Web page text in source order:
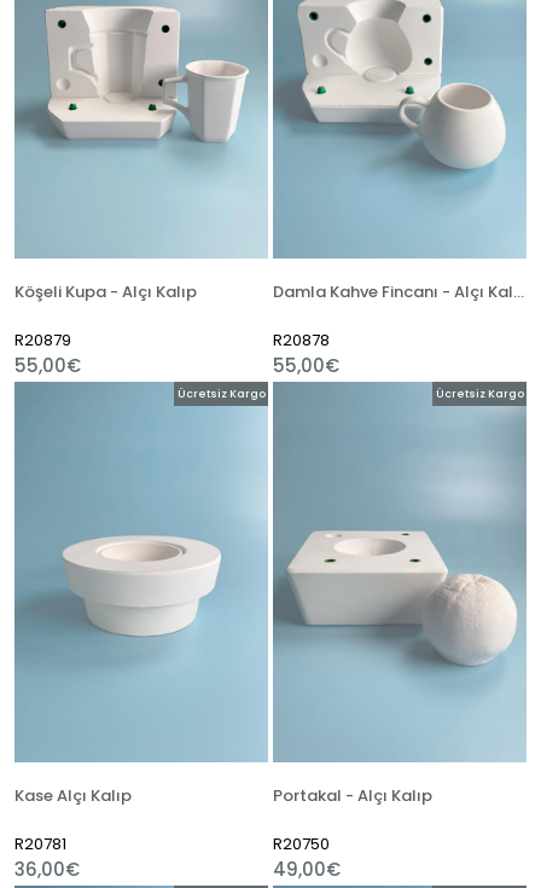
Köşeli Kupa - Alçı Kalıp
R20879
55,00€
Damla Kahve Fincanı - Alçı Kalıp
R20878
55,00€
Kase Alçı Kalıp
R20781
36,00€
Ücretsiz Kargo
Portakal - Alçı Kalıp
R20750
49,00€
Ücretsiz Kargo